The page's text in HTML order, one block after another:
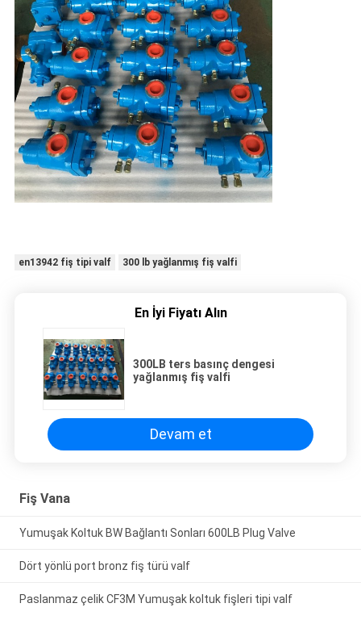
en13942 fiş tipi valf 300 lb yağlanmış fiş valfi
En İyi Fiyatı Alın
300LB ters basınç dengesi
yağlanmış fiş valfi
Devam et
Fiş Vana
Yumuşak Koltuk BW Bağlantı Sonları 600LB Plug Valve
Dört yönlü port bronz fiş türü valf
Paslanmaz çelik CF3M Yumuşak koltuk fişleri tipi valf